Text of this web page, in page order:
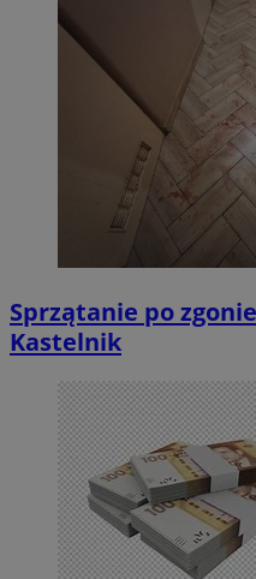
Sprzątanie po
Kastelnik